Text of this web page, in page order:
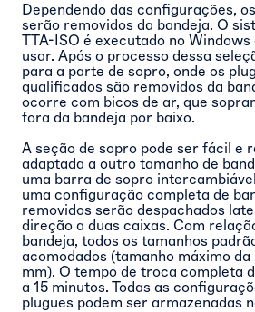
Dependendo das configurações,
serão removidos da bandeja. O
TTA-ISO é executado no
usar. Após o processo dessa
para a parte de sopro, onde os
qualificados são removidos da
ocorre com bicos de ar, que
fora da bandeja por baixo.
A seção de sopro pode ser fácil e
adaptada a outro tamanho de
uma barra de sopro
uma configuração completa de
removidos serão despachados
direção a duas caixas. Com
bandeja, todos os tamanhos
acomodados (tamanho máximo
mm). O tempo de troca completa
a 15 minutos. Todas as
plugues podem ser armazenadas